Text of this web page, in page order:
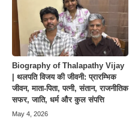
Biography of Thalapathy Vijay
| थलपति विजय की जीवनी: प्रारम्भिक
जीवन, माता-पिता, पत्नी, संतान, राजनीतिक
सफर, जाति, धर्म और कुल संपत्ति
May 4, 2026